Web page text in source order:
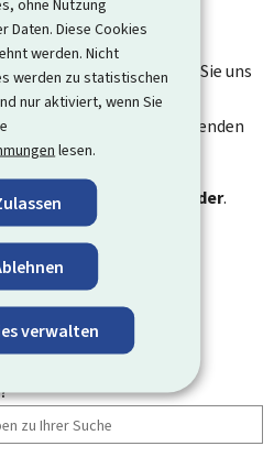
ohne Nutzung
Daten. Diese Cookies
werden. Nicht
werden zu statistischen
nur aktiviert, wenn Sie
lesen.
verwalten
uns
dieser Seite mit. Lassen Sie uns
Sie erhalten keine
spezifische Fragen verwenden
(
) sind Pflichtfelder.
Sie gesucht haben?